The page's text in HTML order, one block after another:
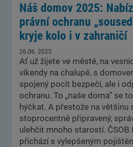
Náš domov 2025:
právní ochranu
kryje kolo i v zahraničí
26.06. 2025
Ať už žijete ve městě, na
víkendy na chalupě, s
spojený pocit bezpečí, ale i
ochranu. To „naše doma” se
hýčkat. A přestože na většinu
stoprocentně připravený,
ulehčit mnoho starostí.
přichází s vylepšeným